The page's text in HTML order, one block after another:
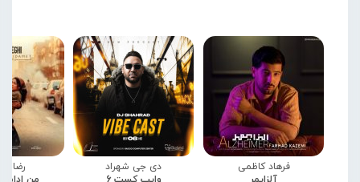
فرهاد کاظمی
دی جی شهراد
رضا